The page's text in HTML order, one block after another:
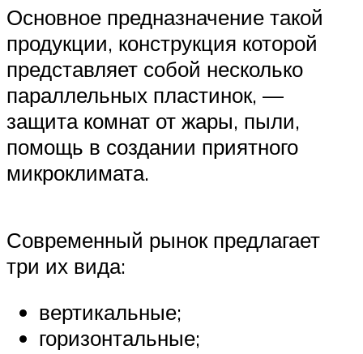
Основное предназначение такой
продукции, конструкция которой
представляет собой несколько
параллельных пластинок, —
защита комнат от жары, пыли,
помощь в создании приятного
микроклимата.
Современный рынок предлагает
три их вида:
вертикальные;
горизонтальные;